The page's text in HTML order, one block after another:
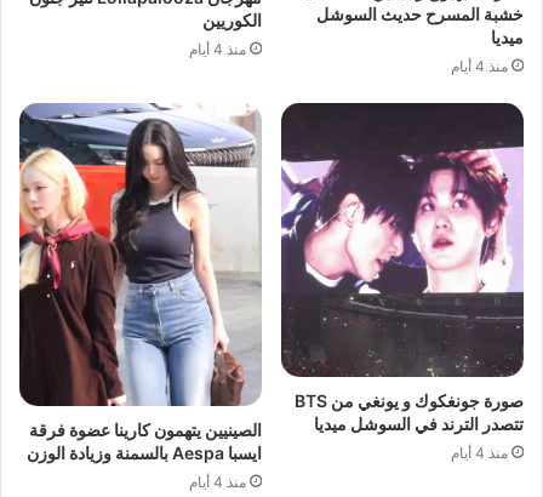
خشبة المسرح حديث السوشل
ميديا
منذ 4 أيام
الكوريين
منذ 4 أيام
صورة جونغكوك و يونغي من BTS
تتصدر الترند في السوشل ميديا
منذ 4 أيام
الصينيين يتهمون كارينا عضوة فرقة
ايسبا Aespa بالسمنة وزيادة الوزن
منذ 4 أيام